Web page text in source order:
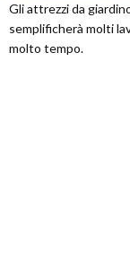
Gli attrezzi da
semplificherà molti
molto tempo.